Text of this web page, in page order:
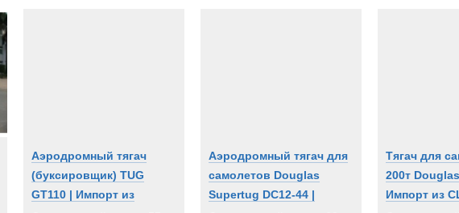
Аэродромный тягач
(буксировщик) TUG
GT110 | Импорт из
Аэродромный тягач для
самолетов Douglas
Supertug DC12-44 |
Тягач для
200т
Импорт из